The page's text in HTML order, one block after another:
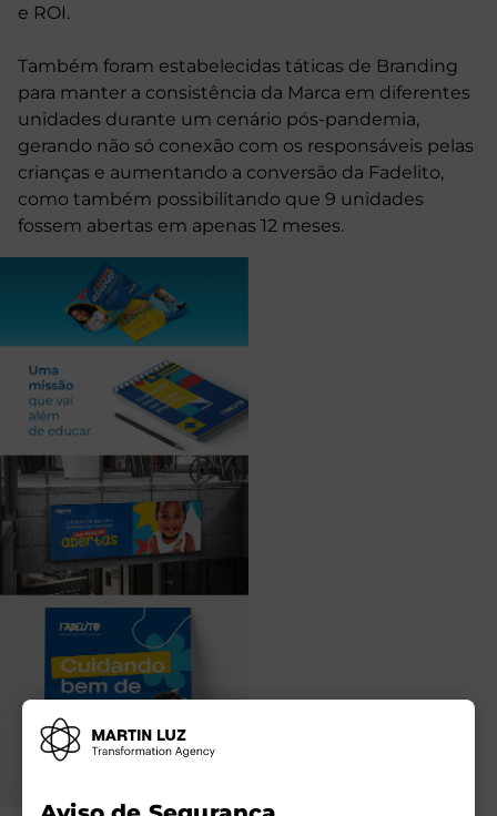
e ROI.
Também foram estabelecidas táticas de Branding
para manter a consistência da Marca em diferentes
unidades durante um cenário pós-pandemia,
gerando não só conexão com os responsáveis pelas
crianças e aumentando a conversão da Fadelito,
como também possibilitando que 9 unidades
fossem abertas em apenas 12 meses.